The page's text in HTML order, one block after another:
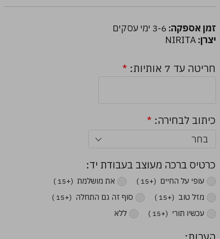
זמן אספקה: 3-6 ימי עסקים
יצרן: NIRITA
חריטה עד 7 אותיות: *
כיתוב לבחירה: *
בחר
כרטיס ברכה מעוצב בעבודת יד:
עופי על החיים ‏ (+15 ₪) את מושלמת ‏ (+15 ₪)
מזל טוב ‏ (+15 ₪) סוף זה גם התחלה ‏ (+15 ₪)
עכשיו תורי ‏ (+15 ₪) ללא